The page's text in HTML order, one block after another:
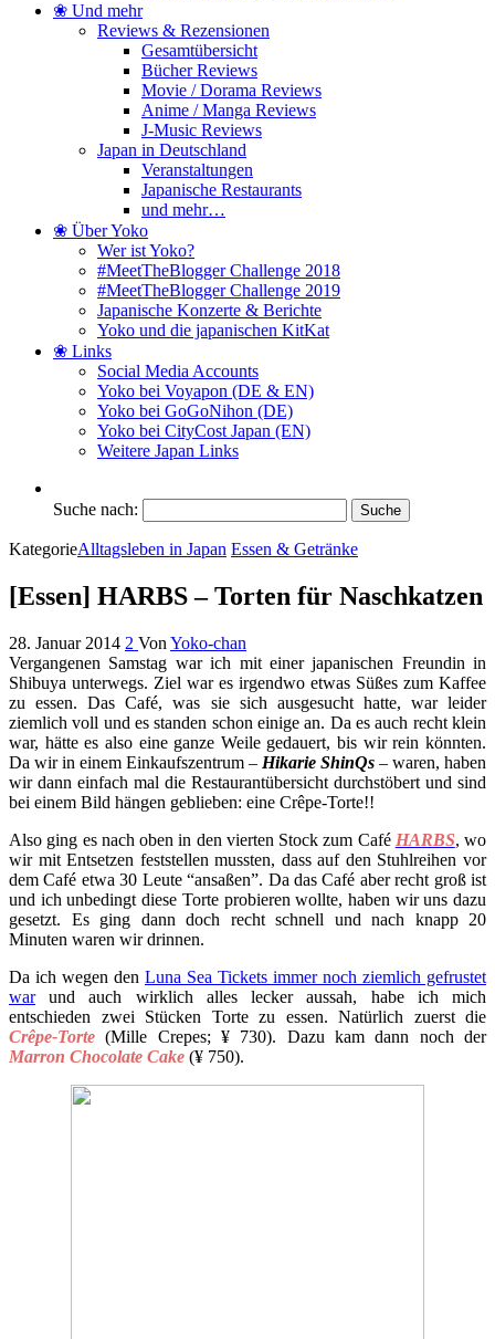
❀ Und mehr
Reviews & Rezensionen
Gesamtübersicht
Bücher Reviews
Movie / Dorama Reviews
Anime / Manga Reviews
J-Music Reviews
Japan in Deutschland
Veranstaltungen
Japanische Restaurants
und mehr…
❀ Über Yoko
Wer ist Yoko?
#MeetTheBlogger Challenge 2018
#MeetTheBlogger Challenge 2019
Japanische Konzerte & Berichte
Yoko und die japanischen KitKat
❀ Links
Social Media Accounts
Yoko bei Voyapon (DE & EN)
Yoko bei GoGoNihon (DE)
Yoko bei CityCost Japan (EN)
Weitere Japan Links
Suche nach:
KategorieAlltagsleben in Japan Essen & Getränke
[Essen] HARBS – Torten für Naschkatzen
28. Januar 2014 2 Von Yoko-chan
Vergangenen Samstag war ich mit einer japanischen Freundin in
Shibuya unterwegs. Ziel war es irgendwo etwas Süßes zum Kaffee
zu essen. Das Café, was sie sich ausgesucht hatte, war leider
ziemlich voll und es standen schon einige an. Da es auch recht klein
war, hätte es also eine ganze Weile gedauert, bis wir rein könnten.
Da wir in einem Einkaufszentrum – Hikarie ShinQs – waren, haben
wir dann einfach mal die Restaurantübersicht durchstöbert und sind
bei einem Bild hängen geblieben: eine Crêpe-Torte!!
Also ging es nach oben in den vierten Stock zum Café HARBS, wo
wir mit Entsetzen feststellen mussten, dass auf den Stuhlreihen vor
dem Café etwa 30 Leute “ansaßen”. Da das Café aber recht groß ist
und ich unbedingt diese Torte probieren wollte, haben wir uns dazu
gesetzt. Es ging dann doch recht schnell und nach knapp 20
Minuten waren wir drinnen.
Da ich wegen den Luna Sea Tickets immer noch ziemlich gefrustet
warund auch wirklich alles lecker aussah, habe ich mich
entschieden zwei Stücken Torte zu essen. Natürlich zuerst die
Crêpe-Torte (Mille Crepes; ¥ 730). Dazu kam dann noch der
Marron Chocolate Cake (¥ 750).